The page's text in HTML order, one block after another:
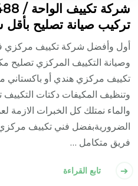
تركيب صيانة تصليح بأقل
أول وأفضل شركة تكييف مركزي
وصيانة التكييف المركزي تصليح
تكييف مركزي هندي أو باكستاني
وتنظيف المكيفات دكتات
والماء نمتلك كل الخبرات الازمة
الضروريةبفضل فني تكييف مركزي
فريق متكامل …
تابع القراءة